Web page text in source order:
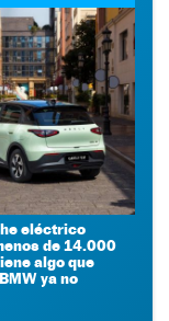
eléctrico
de 14.000
algo que
ya no